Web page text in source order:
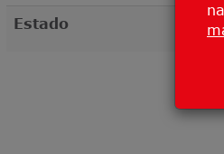
Estado